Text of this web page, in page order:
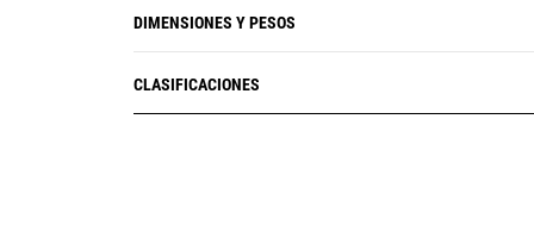
DIMENSIONES Y PESOS
CLASIFICACIONES